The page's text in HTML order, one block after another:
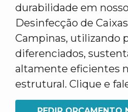
durabilidade em
Desinfecção de
Campinas, utilizando
diferenciados,
altamente eficientes
estrutural. Clique e